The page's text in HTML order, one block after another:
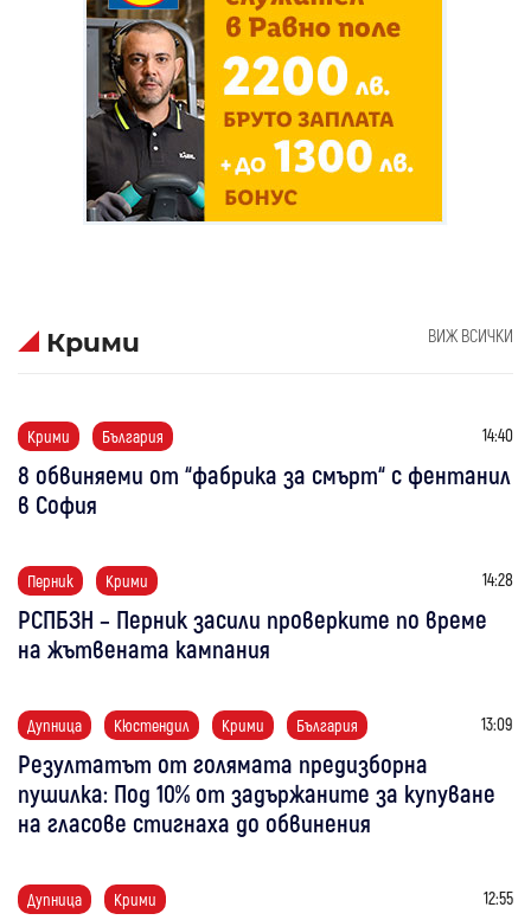
Крими ВИЖ ВСИЧКИ
Крими България 14:40
8 обвиняеми от “фабрика за смърт“ с фентанил
в София
Перник Крими 14:28
РСПБЗН – Перник засили проверките по време
на жътвената кампания
Дупница Кюстендил Крими България 13:09
Резултатът от голямата предизборна
пушилка: Под 10% от задържаните за купуване
на гласове стигнаха до обвинения
Дупница Крими 12:55